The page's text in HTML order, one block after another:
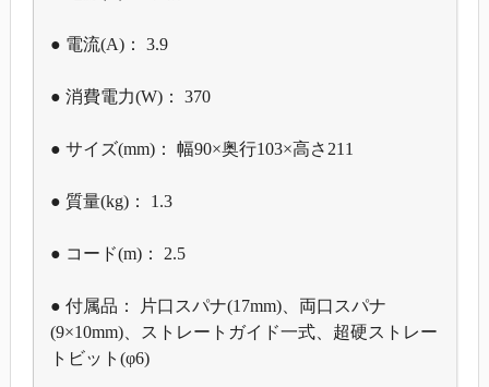
● 電流(A)： 3.9
● 消費電力(W)： 370
● サイズ(mm)： 幅90×奥行103×高さ211
● 質量(kg)： 1.3
● コード(m)： 2.5
● 付属品： 片口スパナ(17mm)、両口スパナ
(9×10mm)、ストレートガイド一式、超硬ストレー
トビット(φ6)